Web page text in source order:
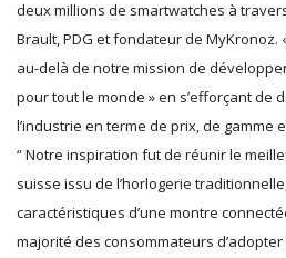
deux millions de smartwatches à
Brault, PDG et fondateur de MyKronoz.
au-delà de notre mission de
pour tout le monde » en s’efforçant de
l’industrie en terme de prix, de gamme
“ Notre inspiration fut de réunir le
suisse issu de l’horlogerie
caractéristiques d’une montre
majorité des consommateurs